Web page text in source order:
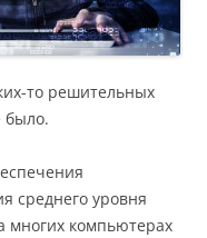
то решительных
было.
среднего уровня
многих компьютерах